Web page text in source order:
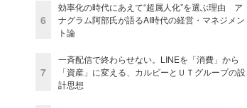
6
効率化の時代にあえて“超属人化”を選ぶ理由 ア
ナグラム阿部氏が語るAI時代の経営・マネジメン
ト論
7
一斉配信で終わらせない。LINEを「消費」から
「資産」に変える、カルビーとＵＴグループの設
計思想